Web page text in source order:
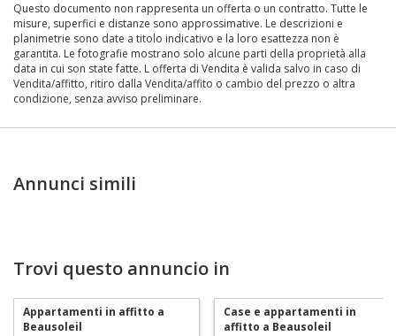
Questo documento non rappresenta un offerta o un contratto. Tutte le
misure, superfici e distanze sono approssimative. Le descrizioni e
planimetrie sono date a titolo indicativo e la loro esattezza non è
garantita. Le fotografie mostrano solo alcune parti della proprietà alla
data in cui son state fatte. L offerta di Vendita è valida salvo in caso di
Vendita/affitto, ritiro dalla Vendita/affito o cambio del prezzo o altra
condizione, senza avviso preliminare.
Annunci simili
Trovi questo annuncio in
Appartamenti in affitto a
Beausoleil
Case e appartamenti in
affitto a Beausoleil